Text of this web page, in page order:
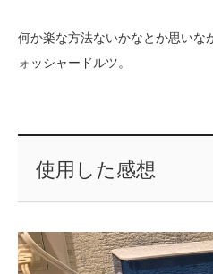
何か楽な方法ないかなとか思いな
ォッシャードルツ。
使用した感想